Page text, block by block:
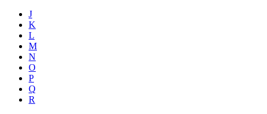
J
K
L
M
N
O
P
Q
R